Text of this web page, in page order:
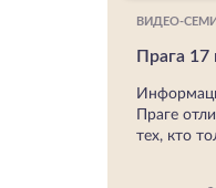
ВИДЕО-
Прага 17
Праге
тех, кто